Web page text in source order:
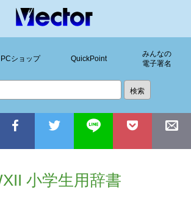
PCショップ QuickPoint
みんなの
電子署名
小学生用辞書